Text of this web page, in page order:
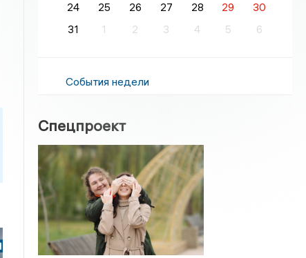
24
25 26 27 28 29
30
31
1 2 3 4 5 6
События недели
Спецпроект